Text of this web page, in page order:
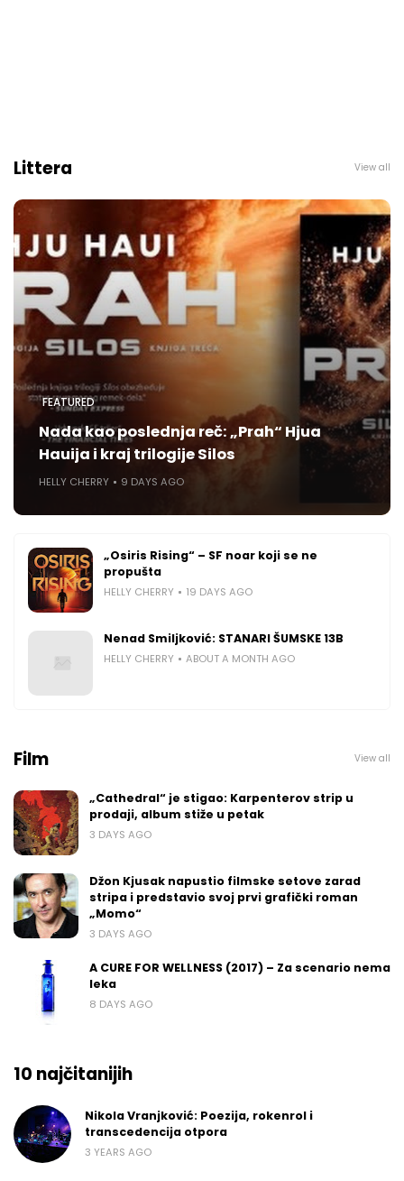
Littera View all
FEATURED
Nada kao poslednja reč: „Prah“ Hjua
Hauija i kraj trilogije Silos
HELLY CHERRY 9 DAYS AGO
„Osiris Rising“ – SF noar koji se ne
propušta
HELLY CHERRY 19 DAYS AGO
Nenad Smiljković: STANARI ŠUMSKE 13B
HELLY CHERRY ABOUT A MONTH AGO
Film View all
„Cathedral“ je stigao: Karpenterov strip u
prodaji, album stiže u petak
3 DAYS AGO
Džon Kjusak napustio filmske setove zarad
stripa i predstavio svoj prvi grafički roman
„Momo“
3 DAYS AGO
A CURE FOR WELLNESS (2017) – Za scenario nema
leka
8 DAYS AGO
10 najčitanijih
Nikola Vranjković: Poezija, rokenrol i
transcedencija otpora
3 YEARS AGO